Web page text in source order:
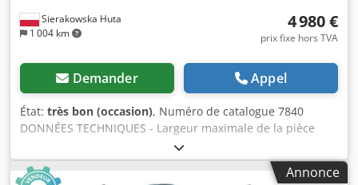
Sierakowska Huta
1 004 km
4 980 €
prix fixe hors TVA
Demander Appel
État: très bon (occasion), Numéro de catalogue 7840
DONNÉES TECHNIQUES - Largeur maximale de la pièce
usinée : 630 mm - Hauteur maximale de la pièce usinée :
110 mm - 2 unités : 1) rouleau en caoutchouc rainuré pour
calibrage 2) rouleau en caoutchouc rainuré pour calibrage
Annonce